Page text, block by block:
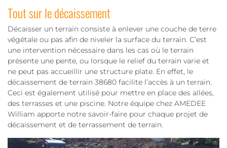
Tout sur le décaissement
Décaisser un terrain consiste à enlever une couche de terre
végétale ou pas afin de niveler la surface du terrain. C’est
une intervention nécessaire dans les cas où le terrain
présente une pente, ou lorsque le relief du terrain varie et
ne peut pas accueillir une structure plate. En effet, le
décaissement de terrain 38680 facilite l’accès à un terrain.
Ceci est également utilisé pour mettre en place des allées,
des terrasses et une piscine. Notre équipe chez AMEDEE
William apporte notre savoir-faire pour chaque projet de
décaissement et de terrassement de terrain.